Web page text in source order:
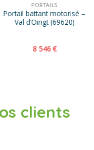
PORTAILS
battant motorisé –
Val d’Oingt (69620)
8 546€
clients